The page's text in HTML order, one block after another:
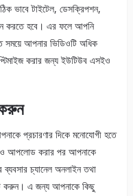
ভাবে টাইটেল, ডেসক্রিপশন,
করতে হবে। এর ফলে আপনি
সময়ে আপনার ভিডিওটি অধিক
করার জন্য ইউটিউব এসইও
প্রচারণার দিকে মনোযোগী হতে
ও আপলোড করার পর আপনাকে
চ্যানেল অনলাইন তথা
করুন। এ জন্য আপনাকে কিছু